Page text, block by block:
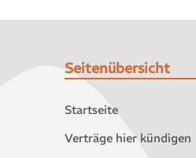
Seitenübersicht
Startseite
Verträge hier kündigen